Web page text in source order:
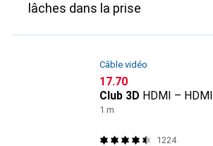
lâches dans la prise
Câble vidéo
CHF
17.70
Club 3D HDMI – HDMI
1 m
1224